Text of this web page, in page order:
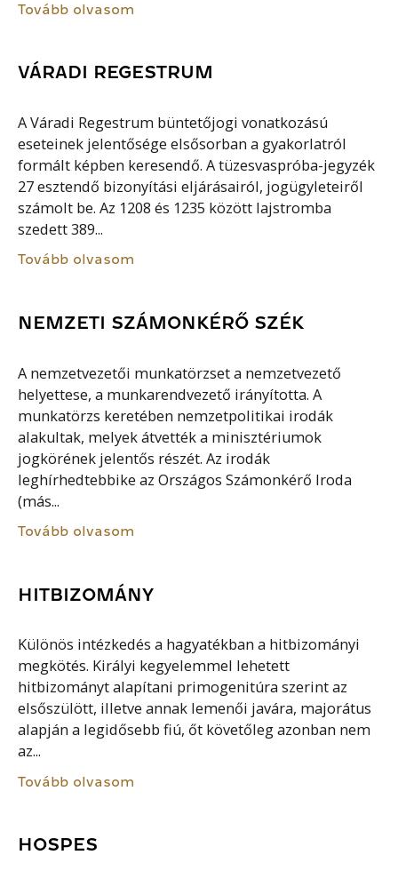
Tovább olvasom
VÁRADI REGESTRUM
A Váradi Regestrum büntetőjogi vonatkozású
eseteinek jelentősége elsősorban a gyakorlatról
formált képben keresendő. A tüzesvaspróba-jegyzék
27 esztendő bizonyítási eljárásairól, jogügyleteiről
számolt be. Az 1208 és 1235 között lajstromba
szedett 389...
Tovább olvasom
NEMZETI SZÁMONKÉRŐ SZÉK
A nemzetvezetői munkatörzset a nemzetvezető
helyettese, a munkarendvezető irányította. A
munkatörzs keretében nemzetpolitikai irodák
alakultak, melyek átvették a minisztériumok
jogkörének jelentős részét. Az irodák
leghírhedtebbike az Országos Számonkérő Iroda
(más...
Tovább olvasom
HITBIZOMÁNY
Különös intézkedés a hagyatékban a hitbizományi
megkötés. Királyi kegyelemmel lehetett
hitbizományt alapítani primogenitúra szerint az
elsőszülött, illetve annak lemenői javára, majorátus
alapján a legidősebb fiú, őt követőleg azonban nem
az...
Tovább olvasom
HOSPES